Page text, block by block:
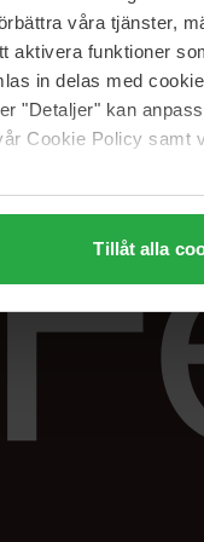
våra tjänster,
aktivera funktioner
in delas med
"Detaljer" kan
Cookie Policy samt
Tillåt alla
min
reklamasjon
blitt